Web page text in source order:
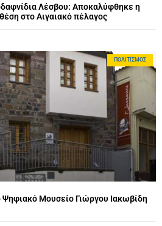
Λέσβου: Αποκαλύφθηκε η
στο Αιγαιακό πέλαγος
ΠΟΛΙΤΙΣΜΌΣ
Ψηφιακό Μουσείο Γιώργου Ιακωβίδη